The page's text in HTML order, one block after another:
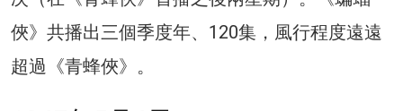
俠》共播出三個季度年、120集，風行程度遠遠
超過《青蜂俠》。